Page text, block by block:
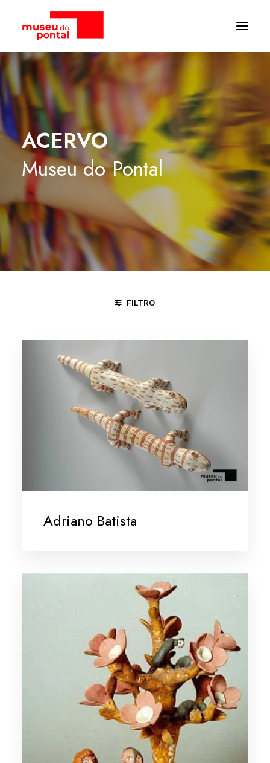
ACERVO
Museu do Pontal
FILTRO
Adriano Batista